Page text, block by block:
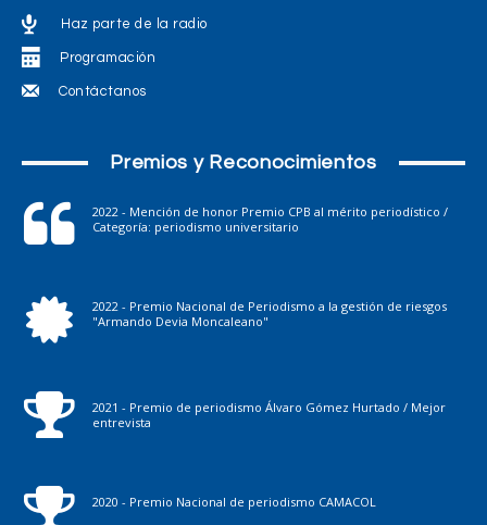
Haz parte de la radio
Programación
Contáctanos
Premios y Reconocimientos
2022 - Mención de honor Premio CPB al mérito periodístico /
Categoría: periodismo universitario
2022 - Premio Nacional de Periodismo a la gestión de riesgos
"Armando Devia Moncaleano"
2021 - Premio de periodismo Álvaro Gómez Hurtado / Mejor
entrevista
2020 - Premio Nacional de periodismo CAMACOL